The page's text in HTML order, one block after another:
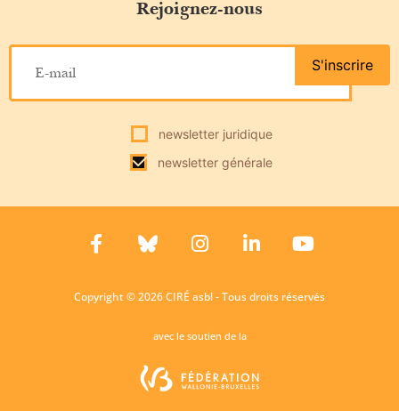
Rejoignez-nous
newsletter juridique
newsletter générale
S'inscrire
Copyright © 2026 CIRÉ asbl - Tous droits réservés
avec le soutien de la